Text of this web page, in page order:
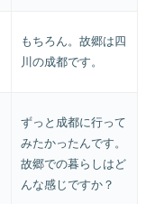
もちろん。故郷は四
川の成都です。
ずっと成都に行って
みたかったんです。
故郷での暮らしはど
んな感じですか？